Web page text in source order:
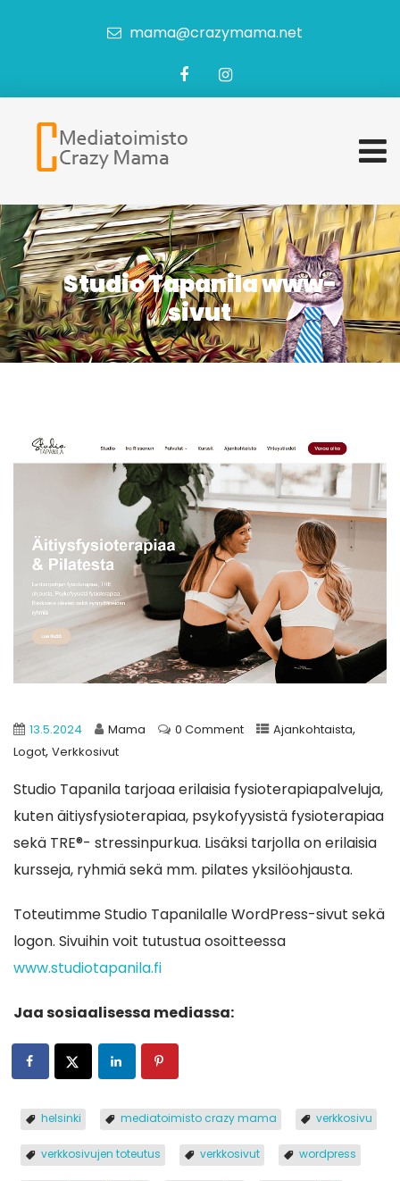
mama@crazymama.net
Studio Tapanila www-
sivut
13.5.2024 Mama 0 Comment Ajankohtaista,
Logot, Verkkosivut
Studio Tapanila tarjoaa erilaisia fysioterapiapalveluja,
kuten äitiysfysioterapiaa, psykofyysistä fysioterapiaa
sekä TRE®- stressinpurkua. Lisäksi tarjolla on erilaisia
kursseja, ryhmiä sekä mm. pilates yksilöohjausta.
Toteutimme Studio Tapanilalle WordPress-sivut sekä
logon. Sivuihin voit tutustua osoitteessa
www.studiotapanila.fi
Jaa sosiaalisessa mediassa:
helsinki mediatoimisto crazy mama verkkosivu
verkkosivujen toteutus verkkosivut wordpress